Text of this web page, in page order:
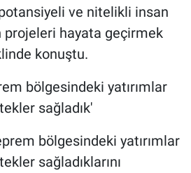
ve nitelikli insan
projeleri hayata geçirmek
konuştu.
bölgesindeki yatırımlar
sağladık'
bölgesindeki yatırımlar
sağladıklarını